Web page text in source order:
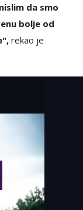
da smo
bolje od
rekao je